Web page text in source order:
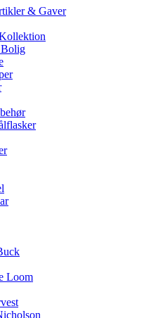
& Gaver
Loom